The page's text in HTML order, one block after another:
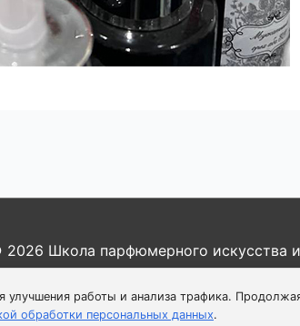
2026 Школа парфюмерного искусства
Политика конфиденциальности|
улучшения работы и анализа трафика.
обработки персональных данных.